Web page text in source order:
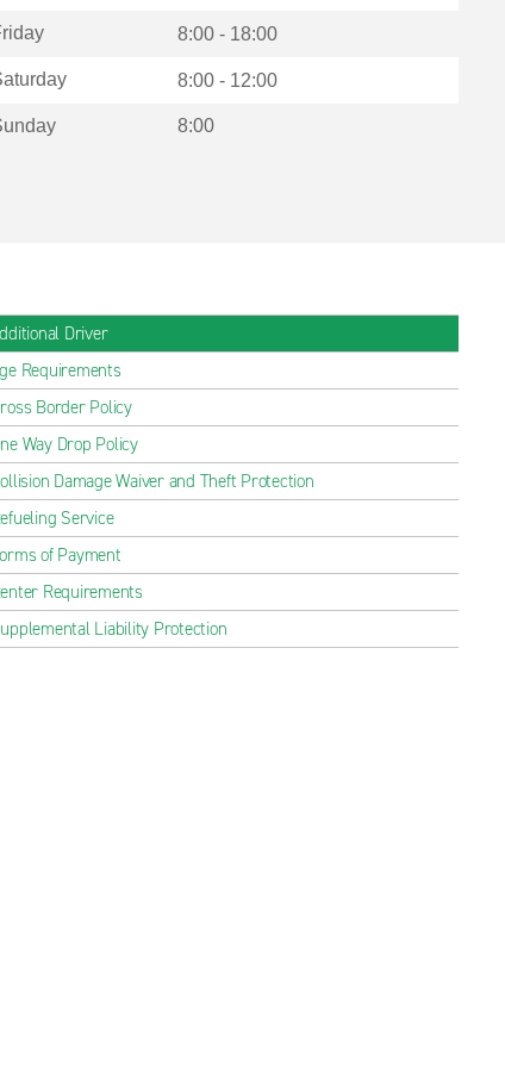
8:00 - 18:00
8:00 - 12:00
8:00
Driver
Requirements
Border Policy
Way Drop Policy
Damage Waiver and Theft Protection
Service
of Payment
Requirements
Liability Protection